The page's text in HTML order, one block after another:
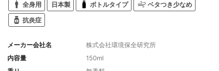
全身用 日本製 ボトルタイプ ベタつき少なめ
抗炎症
メーカー会社名
株式会社環境保全研究所
内容量
150ml